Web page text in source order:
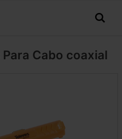
Para Cabo coaxial